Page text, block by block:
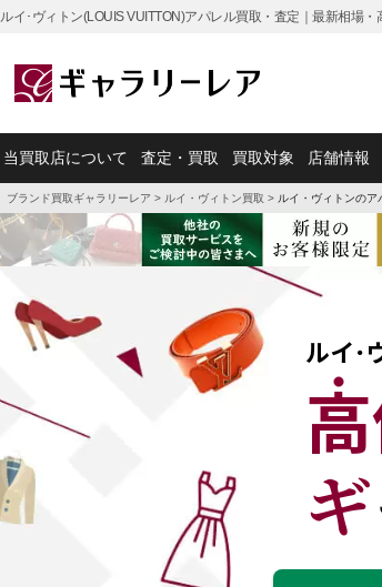
ルイ･ヴィトン(LOUIS VUITTON)アパレル買取・査定｜最新相場
当買取店について 査定・買取 買取対象 店舗情報
ブランド買取ギャラリーレア > ルイ・ヴィトン買取 > ルイ・ヴィトンのア
ルイ･